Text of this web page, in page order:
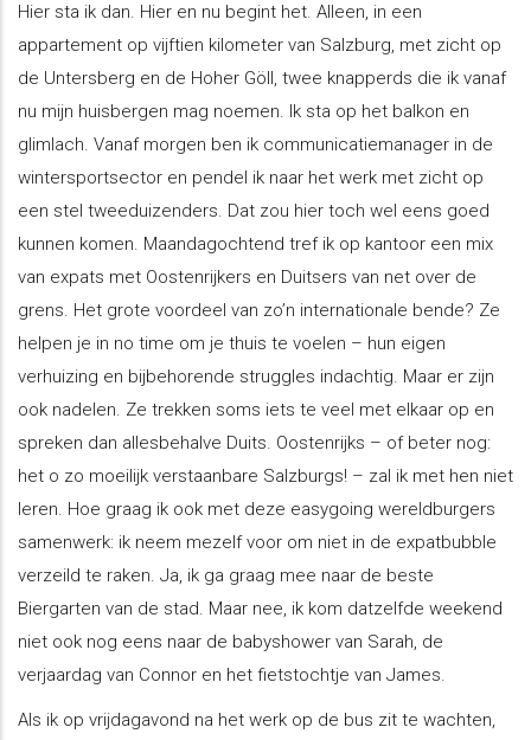
Hier sta ik dan. Hier en nu begint het. Alleen, in een
appartement op vijftien kilometer van Salzburg, met zicht op
de Untersberg en de Hoher Göll, twee knapperds die ik vanaf
nu mijn huisbergen mag noemen. Ik sta op het balkon en
glimlach. Vanaf morgen ben ik communicatiemanager in de
wintersportsector en pendel ik naar het werk met zicht op
een stel tweeduizenders. Dat zou hier toch wel eens goed
kunnen komen. Maandagochtend tref ik op kantoor een mix
van expats met Oostenrijkers en Duitsers van net over de
grens. Het grote voordeel van zo’n internationale bende? Ze
helpen je in no time om je thuis te voelen – hun eigen
verhuizing en bijbehorende struggles indachtig. Maar er zijn
ook nadelen. Ze trekken soms iets te veel met elkaar op en
spreken dan allesbehalve Duits. Oostenrijks – of beter nog:
het o zo moeilijk verstaanbare Salzburgs! – zal ik met hen niet
leren. Hoe graag ik ook met deze easygoing wereldburgers
samenwerk: ik neem mezelf voor om niet in de expatbubble
verzeild te raken. Ja, ik ga graag mee naar de beste
Biergarten van de stad. Maar nee, ik kom datzelfde weekend
niet ook nog eens naar de babyshower van Sarah, de
verjaardag van Connor en het fietstochtje van James.
Als ik op vrijdagavond na het werk op de bus zit te wachten,